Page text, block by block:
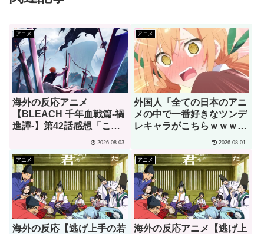
アニメ
海外の反応アニメ
【BLEACH 千年血戦篇-禍
進譚-】第42話感想「この
2026.08.03
アニメ
外国人「全ての日本のアニ
メの中で一番好きなツンデ
レキャラがこちらｗｗｗ」
2026.08.01
アニメ
海外の反応【逃げ上手の若
アニメ
海外の反応アニメ【逃げ上